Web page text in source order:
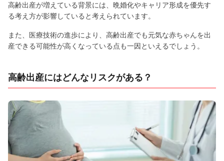
高齢出産が増えている背景には、晩婚化やキャリア形成を優先す
る考え方が影響していると考えられています。
また、医療技術の進歩により、高齢出産でも元気な赤ちゃんを出
産できる可能性が高くなっている点も一因といえるでしょう。
高齢出産にはどんなリスクがある？